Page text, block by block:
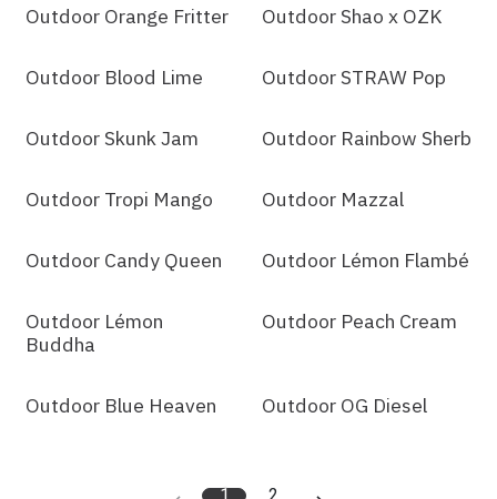
Outdoor Orange Fritter Outdoor Shao x OZK
Outdoor Blood Lime Outdoor STRAW Pop
Outdoor Skunk Jam Outdoor Rainbow Sherb
Outdoor Tropi Mango Outdoor Mazzal
Outdoor Candy Queen Outdoor Lémon Flambé
Outdoor Lémon
Buddha
Outdoor Peach Cream
Outdoor Blue Heaven Outdoor OG Diesel